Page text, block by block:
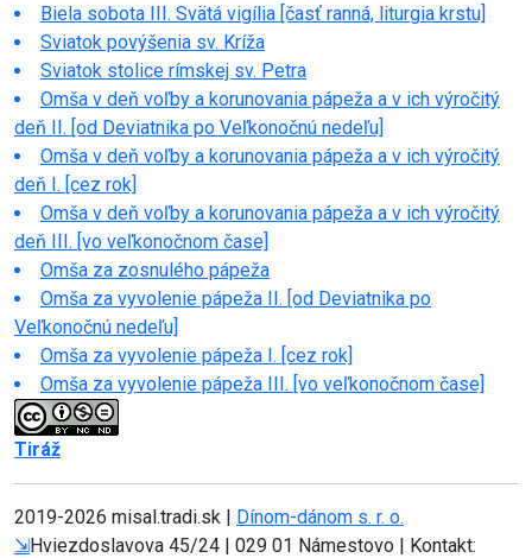
Biela sobota III. Svätá vigília [časť ranná, liturgia krstu]
Sviatok povýšenia sv. Kríža
Sviatok stolice rímskej sv. Petra
Omša v deň voľby a korunovania pápeža a v ich výročitý
deň II. [od Deviatnika po Veľkonočnú nedeľu]
Omša v deň voľby a korunovania pápeža a v ich výročitý
deň I. [cez rok]
Omša v deň voľby a korunovania pápeža a v ich výročitý
deň III. [vo veľkonočnom čase]
Omša za zosnulého pápeža
Omša za vyvolenie pápeža II. [od Deviatnika po
Veľkonočnú nedeľu]
Omša za vyvolenie pápeža I. [cez rok]
Omša za vyvolenie pápeža III. [vo veľkonočnom čase]
Tiráž
2019-2026 misal.tradi.sk | Dínom-dánom s. r. o.
⇲Hviezdoslavova 45/24 | 029 01 Námestovo | Kontakt: